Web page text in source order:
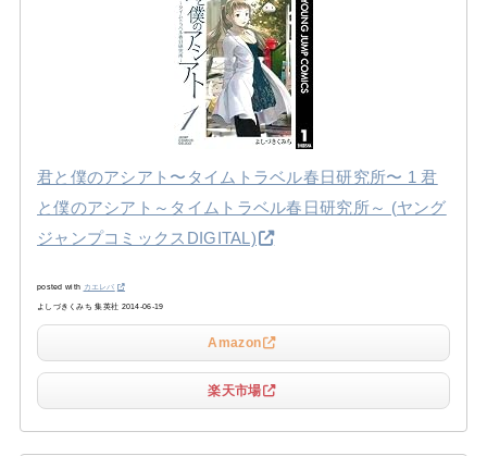
君と僕のアシアト〜タイムトラベル春日研究所〜 1 君
と僕のアシアト～タイムトラベル春日研究所～ (ヤング
ジャンプコミックスDIGITAL)
posted with カエレバ
よしづきくみち 集英社 2014-06-19
Amazon
楽天市場